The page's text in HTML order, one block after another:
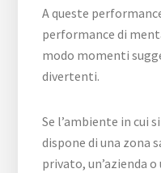
A queste
performance di
modo momenti
divertenti.
Se l’ambiente in cui
dispone di una zona
privato, un’azienda